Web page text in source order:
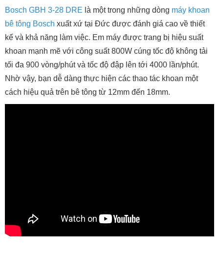
Bosch GBH 3-28 DRE là một trong những dòng máy khoan
bê tông Bosch xuất xứ tại Đức được đánh giá cao về thiết
kế và khả năng làm việc. Em máy được trang bị hiệu suất
khoan mạnh mẽ với công suất 800W cúng tốc độ không tải
tối đa 900 vòng/phút và tốc độ đập lên tới 4000 lần/phút.
Nhờ vậy, bạn dễ dàng thực hiện các thao tác khoan một
cách hiệu quả trên bê tông từ 12mm đến 18mm.